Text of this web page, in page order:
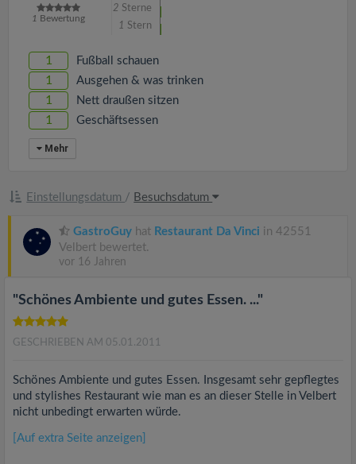
1 Bewertung
2 Sterne
1 Stern
1 Fußball schauen
1 Ausgehen & was trinken
1 Nett draußen sitzen
1 Geschäftsessen
Mehr
Einstellungsdatum / Besuchsdatum
GastroGuy hat Restaurant Da Vinci in 42551
Velbert bewertet.
vor 16 Jahren
"Schönes Ambiente und gutes Essen. ..."
GESCHRIEBEN AM 05.01.2011
Schönes Ambiente und gutes Essen. Insgesamt sehr gepflegtes
und stylishes Restaurant wie man es an dieser Stelle in Velbert
nicht unbedingt erwarten würde.
[Auf extra Seite anzeigen]
o
n